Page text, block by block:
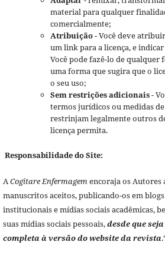
material para qualquer
comercialmente;
Atribuição- Você deve
um link para a licença, e
Você pode fazê-lo de qualquer
uma forma que sugira que o
o seu uso;
Sem restrições adicionais-
termos jurídicos ou medidas
restrinjam legalmente outros
licença permita.
Responsabilidade do Site:
ACogitare Enfermagemencoraja os Autores
manuscritos aceitos, publicando-os em
institucionais e mídias sociais acadêmicas,
suas mídias sociais pessoais,desde que
completa à versão do website da revista